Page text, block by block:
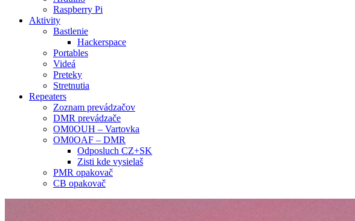
Raspberry Pi
Aktivity
Bastlenie
Hackerspace
Portables
Videá
Preteky
Stretnutia
Repeaters
Zoznam prevádzačov
DMR prevádzače
OM0OUH – Vartovka
OM0OAF – DMR
Odposluch CZ+SK
Zisti kde vysielaš
PMR opakovač
CB opakovač